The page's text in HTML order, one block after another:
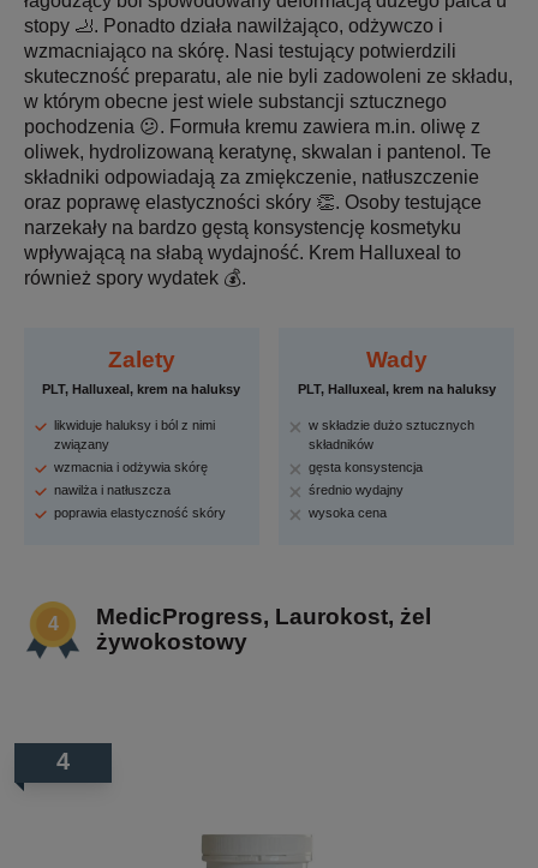
stopy 🦶. Ponadto działa nawilżająco, odżywczo i
wzmacniająco na skórę. Nasi testujący potwierdzili
skuteczność preparatu, ale nie byli zadowoleni ze składu,
w którym obecne jest wiele substancji sztucznego
pochodzenia 😕. Formuła kremu zawiera m.in. oliwę z
oliwek, hydrolizowaną keratynę, skwalan i pantenol. Te
składniki odpowiadają za zmiękczenie, natłuszczenie
oraz poprawę elastyczności skóry 👏. Osoby testujące
narzekały na bardzo gęstą konsystencję kosmetyku
wpływającą na słabą wydajność. Krem Halluxeal to
również spory wydatek 💰.
Zalety
PLT, Halluxeal, krem na haluksy
likwiduje haluksy i ból z nimi
związany
wzmacnia i odżywia skórę
nawilża i natłuszcza
poprawia elastyczność skóry
Wady
PLT, Halluxeal, krem na haluksy
w składzie dużo sztucznych
składników
gęsta konsystencja
średnio wydajny
wysoka cena
MedicProgress, Laurokost, żel
żywokostowy
4